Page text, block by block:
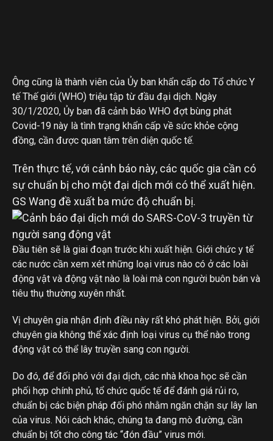
Ông cũng là thành viên của Ủy ban khẩn cấp do Tổ chức Y
tế Thế giới (WHO) triệu tập từ đầu đại dịch. Ngày
30/1/2020, Ủy ban đã cảnh báo WHO đợt bùng phát
Covid-19 này là tình trạng khẩn cấp về sức khỏe cộng
đồng, cần được quan tâm trên diện quốc tế.
Trên thực tế, với cảnh báo này, các quốc gia cần có
sự chuẩn bị cho một đại dịch mới có thể xuất hiện.
GS Wang đề xuất ba mức độ chuẩn bị.
Đầu tiên sẽ là giai đoạn trước khi xuất hiện. Giới chức y tế
các nước cần xem xét những loại virus nào có ở các loài
động vật và động vật nào là loài mà con người buôn bán và
tiêu thụ thường xuyên nhất.
Vị chuyên gia nhận định điều này rất khó phát hiện. Bởi, giới
chuyên gia không thể xác định loại virus cụ thể nào trong
động vật có thể lây truyền sang con người.
Do đó, để đối phó với đại dịch, các nhà khoa học sẽ cần
phối hợp chính phủ, tổ chức quốc tế để đánh giá rủi ro,
chuẩn bị các biện pháp đối phó nhằm ngăn chặn sự lây lan
của virus. Nói cách khác, chúng ta đang mò đường, cần
chuẩn bị tốt cho công tác “đón đầu” virus mới.